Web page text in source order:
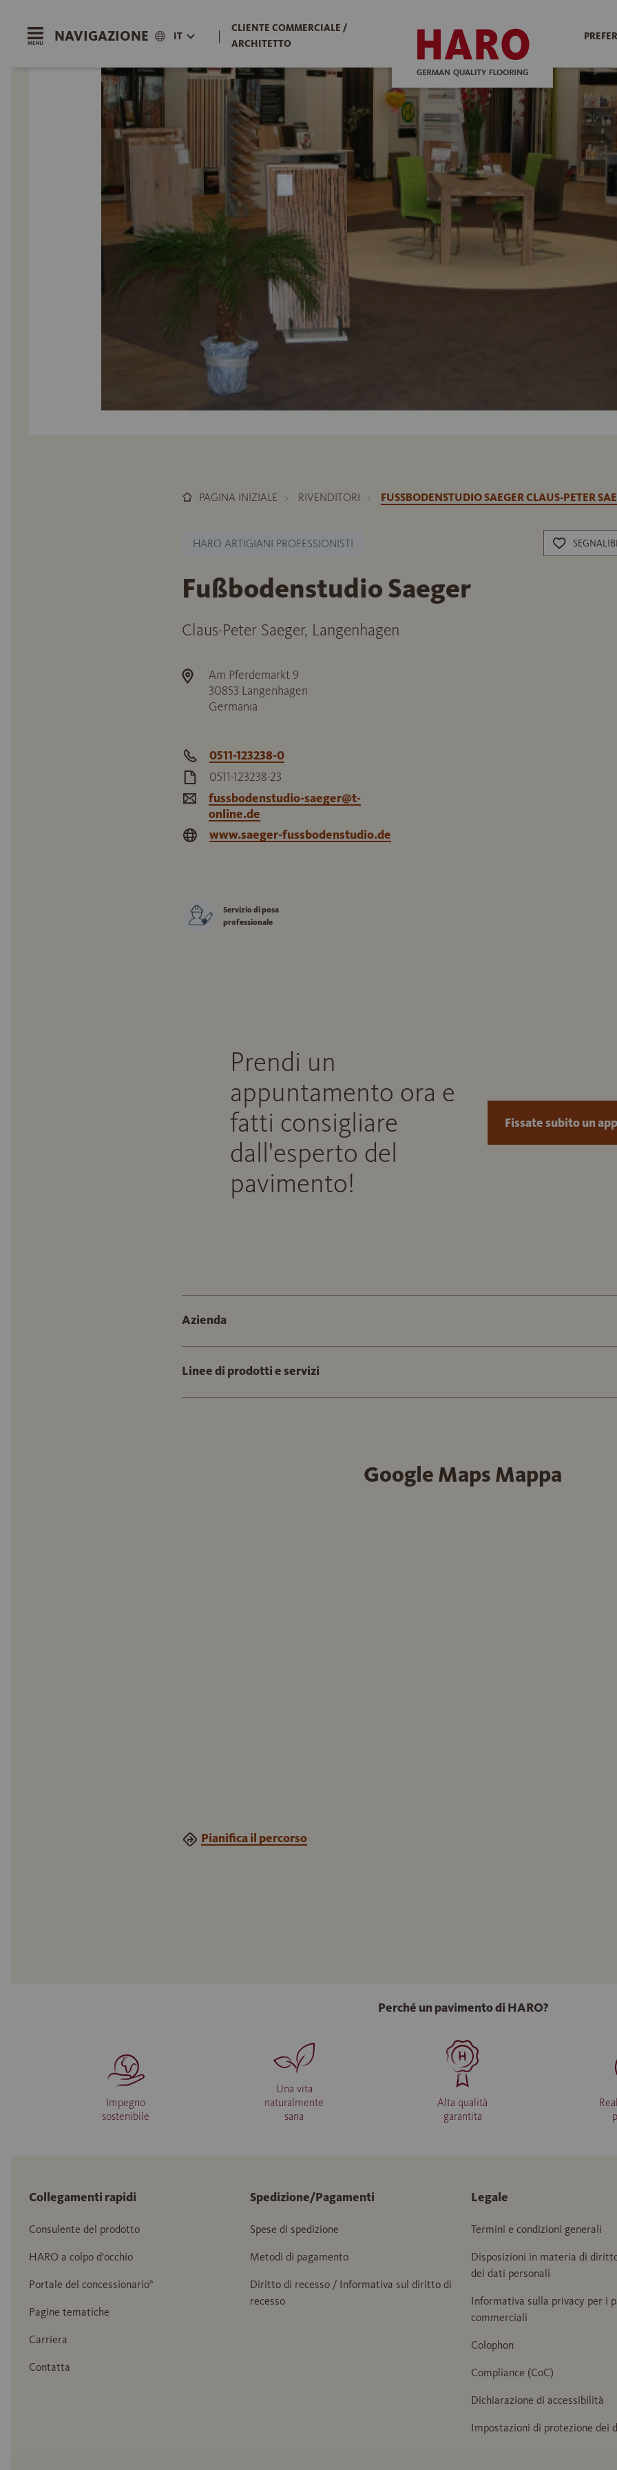
NAVIGAZIONE IT |
CLIENTE COMMERCIALE /
ARCHITETTO
PAGINA INIZIALE RIVENDITORI FUSSBODENSTUDIO SAEGER CLAUS-PETER
HARO ARTIGIANI PROFESSIONISTI
Fußbodenstudio Saeger
Claus-Peter Saeger, Langenhagen
Am Pferdemarkt 9
30853 Langenhagen
Germania
0511-123238-0
0511-123238-23
fussbodenstudio-saeger@t-
online.de
www.saeger-fussbodenstudio.de
Servizio di posa
professionale
Prendi un
appuntamento ora e
fatti consigliare
dall'esperto del
pavimento!
Fissate subito un
Azienda
Linee di prodotti e servizi
Google Maps Mappa
Pianifica il percorso
Perché un pavimento di HARO?
Impegno
sostenibile
Una vita
naturalmente
sana
Alta qualità
garantita
Collegamenti rapidi
Consulente del prodotto
HARO a colpo d'occhio
Portale del concessionario°
Pagine tematiche
Carriera
Contatta
Spedizione/Pagamenti
Spese di spedizione
Metodi di pagamento
Diritto di recesso / Informativa sul diritto di
recesso
Legale
Termini e condizioni generali
Disposizioni in materia di
dei dati personali
Informativa sulla privacy per i
commerciali
Colophon
Compliance (CoC)
Dichiarazione di accessibilità
Impostazioni di protezione dei